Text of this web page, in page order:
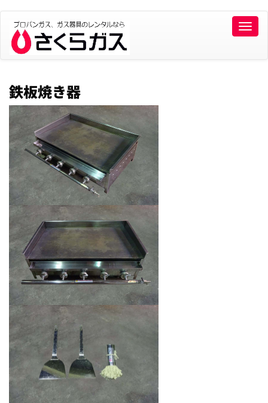
Toggle
鉄板焼き器